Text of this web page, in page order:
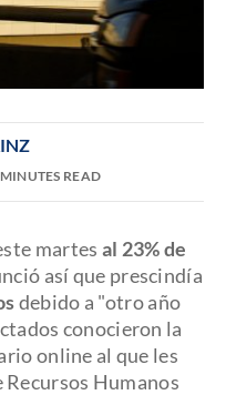
READ
martes al 23% de
así que prescindía
debido a "otro año
conocieron la
online al que les
Humanos